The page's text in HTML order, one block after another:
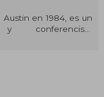
en 1984, es un
conferencista
por su enfoque